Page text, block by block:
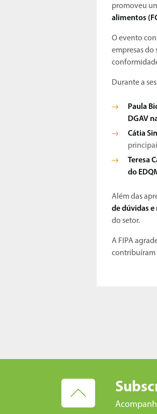
promoveu
alimentos
O evento
empresas do
Durante a
Paula
DGAV
Cátia
Teresa
do
Além das
de dúvidas
do setor.
A FIPA
contribuíram